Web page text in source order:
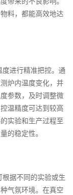
料，都能高效地达
进行精准把控。通
炉内温度变化，并
参数，及时调整微
温精度可达到较高
实验和生产过程至
的稳定性。
据不同的实验或生
气氛环境。在真空